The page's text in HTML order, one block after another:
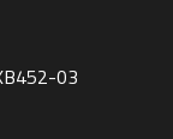
03